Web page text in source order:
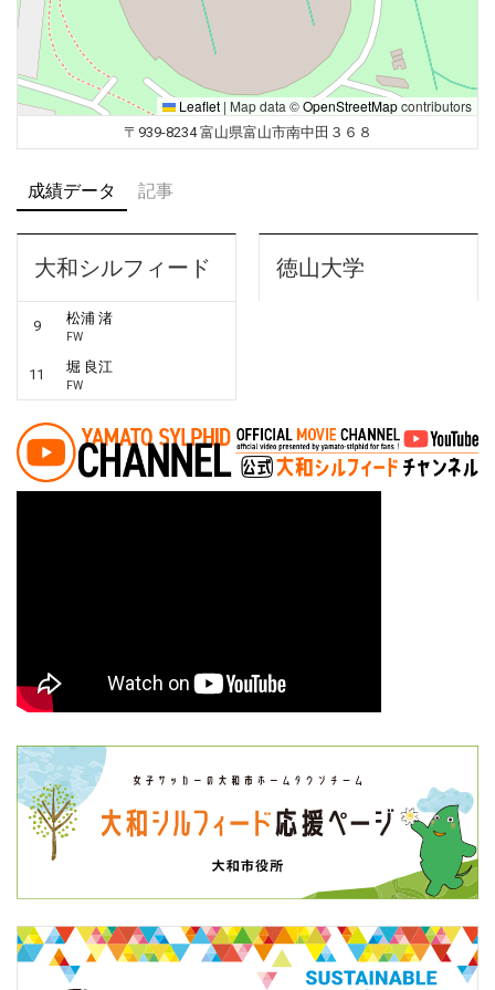
Leaflet | Map data ©OpenStreetMapcontributors
〒939-8234 富山県富山市南中田３６８
成績データ 記事
大和シルフィード
9 松浦 渚
FW
11 堀 良江
FW
徳山大学
投稿ナビゲーション